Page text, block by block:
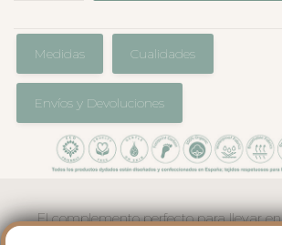
Medidas Cualidades
Envíos y Devoluciones
El complemento perfecto para llevar en